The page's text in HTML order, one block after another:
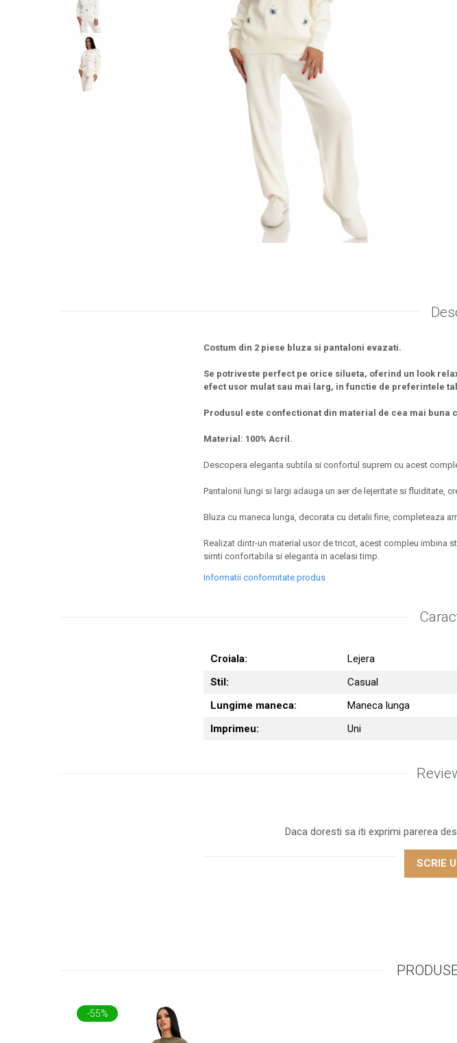
Costum din 2 piese bluza si pantaloni evazati.
Se potriveste perfect pe orice silueta, oferind un look
efect usor mulat sau mai larg, in functie de preferintele
Produsul este confectionat din material de cea mai buna
Material: 100% Acril.
Descopera eleganta subtila si confortul suprem cu acest
Pantalonii lungi si largi adauga un aer de lejeritate si fluiditate,
Bluza cu maneca lunga, decorata cu detalii fine, completeaza
Realizat dintr-un material usor de tricot, acest compleu imbina
simti confortabila si eleganta in acelasi timp.
Informatii conformitate produs
Croiala:
Lejera
Stil:
Casual
Lungime maneca:
Maneca lunga
Imprimeu:
Uni
Daca doresti sa iti exprimi parerea
SCRIE
-55%